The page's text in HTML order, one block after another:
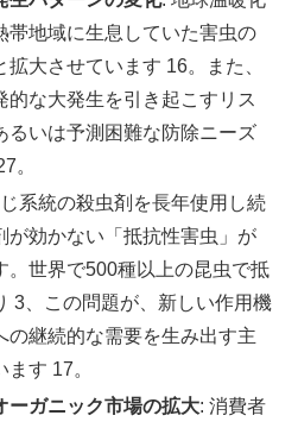
帯地域に生息していた害虫の
大させています 16。また、
的な大発生を引き起こすリス
るいは予測困難な防除ニーズ
。
系統の殺虫剤を長年使用し続
が効かない「抵抗性害虫」が
。世界で500種以上の昆虫で抵
3、この問題が、新しい作用機
の継続的な需要を生み出す主
す 17。
ーガニック市場の拡大: 消費者